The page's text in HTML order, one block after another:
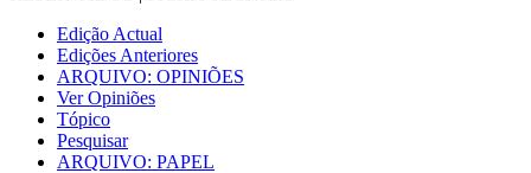
Edição Actual
Edições Anteriores
ARQUIVO: OPINIÕES
Ver Opiniões
Tópico
Pesquisar
ARQUIVO: PAPEL